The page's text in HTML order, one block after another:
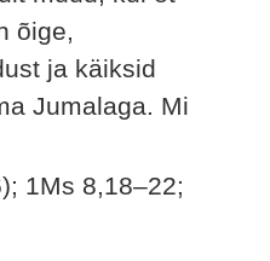
õige,
ja käiksid
Jumalaga. Mi
1Ms 8,18–22;